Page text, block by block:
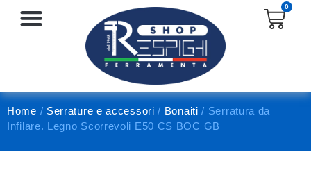
0
Home / Serrature e accessori / Bonaiti / Serratura da
Infilare. Legno Scorrevoli E50 CS BOC GB